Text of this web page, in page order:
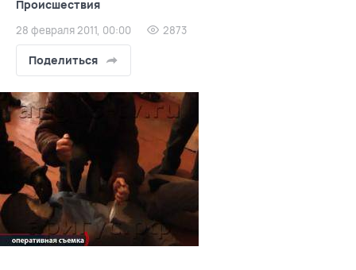
Происшествия
28 февраля 2011, 00:00 2873
Поделиться